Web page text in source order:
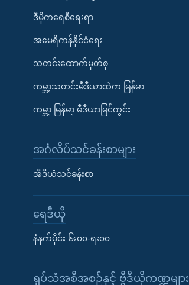
ဒီမိုကရေစီရေးရာ
အမေရိကန်နိုင်ငံရေး
သတင်းထောက်မှတ်စု
ကမ္ဘာ့သတင်းမီဒီယာထဲက မြန်မာ
ကမ္ဘာ့ မြန်မာ့ မီဒီယာမြင်ကွင်း
အင်္ဂလိပ်သင်ခန်းစာများ
အီဒီယံသင်ခန်းစာ
ရေဒီယို
နံနက်ပိုင်း ၆း၀၀-ရး၀၀
ရုပ်သံအစီအစဉ်နှင့် ဗွီဒီယိုကဏ္ဍများ